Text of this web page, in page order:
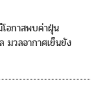
อกาสพบค่าฝุ่น
มวลอากาศเย็นยัง